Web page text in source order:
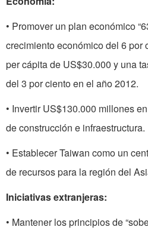
• Promover un plan económico
crecimiento económico del 6 por
per cápita de US$30.000 y una
del 3 por ciento en el año 2012.
• Invertir US$130.000 millones
de construcción e infraestructura.
• Establecer Taiwan como un
de recursos para la región del
Iniciativas extranjeras:
• Mantener los principios de